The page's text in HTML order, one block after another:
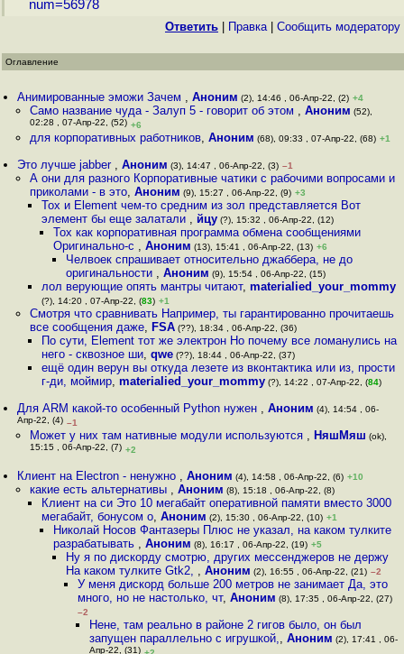
num=56978
Ответить Правка| Cообщить модератору
Оглавление
Анимированные эможи Зачем ,Аноним (2), 14:46 , 06-Апр-22, (2) +4
Само название чуда - Залуп 5 - говорит об этом , Аноним (52),
02:28 , 07-Апр-22, (52) +6
для корпоративных работников, Аноним (68), 09:33 , 07-Апр-22, (68) +1
Это лучше jabber ,Аноним (3), 14:47 , 06-Апр-22, (3) –1
А они для разного Корпоративные чатики с рабочими вопросами и
приколами - в это, Аноним (9), 15:27 , 06-Апр-22, (9) +3
Tox и Element чем-то средним из зол представляется Вот
элемент бы еще залатали , йцу(?), 15:32 , 06-Апр-22, (12)
Tox как корпоративная программа обмена сообщениями
Оригинально-с ,Аноним (13), 15:41 , 06-Апр-22, (13) +6
Челвоек спрашивает относительно джаббера, не до
оригинальности , Аноним (9), 15:54 , 06-Апр-22, (15)
лол верующие опять мантры читают, materialied_your_mommy
(?), 14:20 , 07-Апр-22, (83) +1
Смотря что сравнивать Например, ты гарантированно прочитаешь
все сообщения даже, FSA(??), 18:34 , 06-Апр-22, (36)
По сути, Element тот же электрон Но почему все ломанулись на
него - сквозное ши, qwe(??), 18:44 , 06-Апр-22, (37)
ещё один верун вы откуда лезете из вконтактика или из, прости
г-ди, моймир, materialied_your_mommy(?), 14:22 , 07-Апр-22, (84)
Для ARM какой-то особенный Python нужен ,Аноним (4), 14:54 , 06-
Апр-22, (4) –1
Может у них там нативные модули используются , НяшМяш (ok),
15:15 , 06-Апр-22, (7) +2
Клиент на Electron - ненужно ,Аноним (4), 14:58 , 06-Апр-22, (6) +10
какие есть альтернативы , Аноним (8), 15:18 , 06-Апр-22, (8)
Клиент на си Это 10 мегабайт оперативной памяти вместо 3000
мегабайт, бонусом о, Аноним (2), 15:30 , 06-Апр-22, (10) +1
Николай Носов Фантазеры Плюс не указал, на каком тулките
разрабатывать ,Аноним (8), 16:17 , 06-Апр-22, (19) +5
Ну я по дискорду смотрю, других мессенджеров не держу
На каком тулките Gtk2, , Аноним (2), 16:55 , 06-Апр-22, (21) –2
У меня дискорд больше 200 метров не занимает Да, это
много, но не настолько, чт, Аноним (8), 17:35 , 06-Апр-22, (27)
–2
Нене, там реально в районе 2 гигов было, он был
запущен параллельно с игрушкой,,Аноним (2), 17:41 , 06-